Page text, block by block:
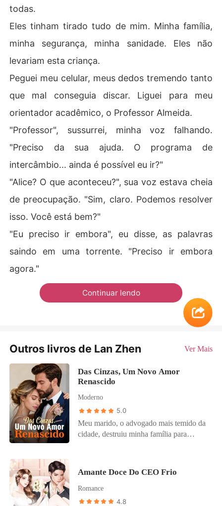
todas.
Eles tinham tirado tudo de mim. Minha família,
minha segurança, minha sanidade. Eles não
levariam esta criança.
Peguei meu celular, meus dedos tremendo tanto
que mal conseguia discar. Liguei para meu
orientador acadêmico, o Professor Almeida.
"Professor", sussurrei, minha voz falhando.
"Preciso da sua ajuda. O programa de
intercâmbio... ainda é possível eu ir?"
"Alice? O que aconteceu?", sua voz estava cheia
de preocupação. "Sim, claro. Podemos resolver
isso. Você está bem?"
"Eu preciso ir embora", eu disse, as palavras
saindo em uma torrente. "Preciso ir embora
agora."
Continuar lendo
Outros livros de Lan Zhen Ver Mais
Das Cinzas, Um Novo Amor
Renascido
Moderno
5.0
Meu marido, o advogado mais temido da
cidade, destruiu minha família para
prometeu que libertaria meu irmão se eu
ficasse. Mas no dia da apelação final, ele
nunca apareceu. Meu irmão perdeu sua
Amante Doce Do CEO Frio
Romance
4.8